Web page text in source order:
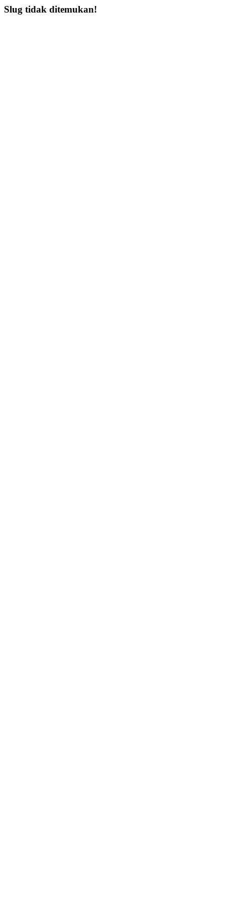
Slug tidak ditemukan!